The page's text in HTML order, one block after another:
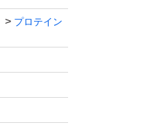
プロテイン